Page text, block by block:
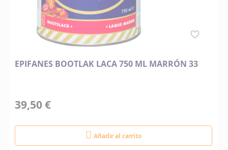
EPIFANES BOOTLAK LACA 750 ML MARRÓN 33
39,50 €
Añadir al carrito